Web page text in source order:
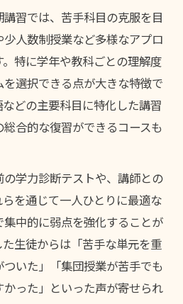
習では、苦手科目の克服を目
人数制授業など多様なアプロ
特に学年や教科ごとの理解度
選択できる点が大きな特徴で
どの主要科目に特化した講習
合的な復習ができるコースも
学力診断テストや、講師との
を通じて一人ひとりに最適な
中的に弱点を強化することが
生徒からは「苦手な単元を重
いた」「集団授業が苦手でも
った」といった声が寄せられ